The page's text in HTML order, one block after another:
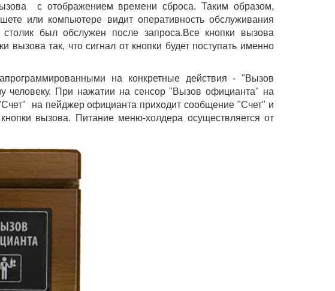
с отображением времени сброса. Таким образом,
или компьютере видит оперативность обслуживания
был обслужен после запроса.Все кнопки вызова
так, что сигнал от кнопки будет поступать именно
на конкретные действия - "Вызов
При нажатии на сенсор "Вызов официанта" на
на пейджер официанта приходит сообщение "Счет" и
вызова. Питание меню-холдера осуществляется от